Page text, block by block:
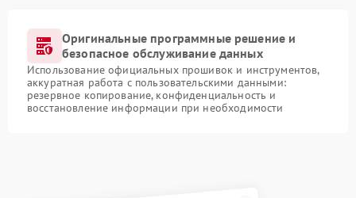
Оригинальные программные решение и
безопасное обслуживание данных
Использование официальных прошивок и инструментов,
аккуратная работа с пользовательскими данными:
резервное копирование, конфиденциальность и
восстановление информации при необходимости